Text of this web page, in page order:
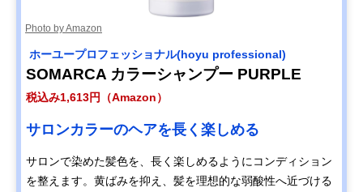
Photo by Amazon
‎ ホーユープロフェッショナル(hoyu professional)
SOMARCA カラーシャンプー PURPLE
税込み1,613円（Amazon）
サロンカラーのヘアを長く楽しめる
サロンで染めた髪色を、長く楽しめるようにコンディション
を整えます。黄ばみを抑え、髪を理想的な弱酸性へ近づける